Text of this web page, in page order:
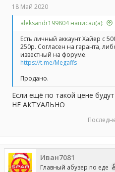
18 Май 2020
aleksandr199804 написал(а):
Есть личный аккаунт Хайер с
250р. Согласен на гаранта,
известный на форуме.
https://t.me/Megaffs
Продано.
Если ещё по такой цене
НЕ АКТУАЛЬНО
Иван7081
Главный абузер по еде